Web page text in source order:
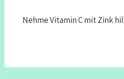
Nehme Vitamin C mit Zink